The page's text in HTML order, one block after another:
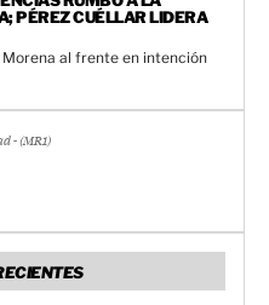
PÉREZ CUÉLLAR LIDERA
al frente en intención
- (MR1)